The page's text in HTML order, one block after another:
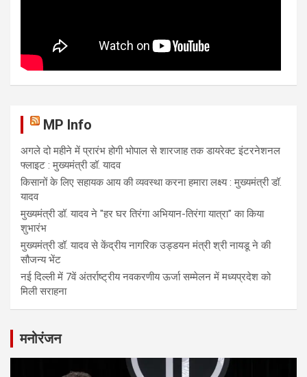
MP Info
अगले दो महीने में प्रारंभ होगी भोपाल से शारजाह तक डायरेक्ट इंटरनेशनल
फ्लाइट : मुख्यमंत्री डॉ. यादव
किसानों के लिए सहायक आय की व्यवस्था करना हमारा लक्ष्य : मुख्यमंत्री डॉ.
यादव
मुख्यमंत्री डॉ. यादव ने "हर घर तिरंगा अभियान-तिरंगा यात्रा" का किया
शुभारंभ
मुख्यमंत्री डॉ. यादव से केंद्रीय नागरिक उड्डयन मंत्री श्री नायडू ने की
सौजन्य भेंट
नई दिल्ली में 7वें अंतर्राष्ट्रीय नवकरणीय ऊर्जा सम्मेलन में मध्यप्रदेश को
मिली सराहना
मनोरंजन